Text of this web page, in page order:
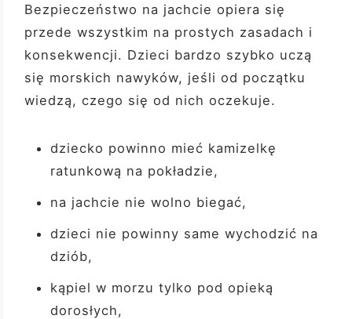
Bezpieczeństwo na jachcie opiera się
przede wszystkim na prostych zasadach i
konsekwencji. Dzieci bardzo szybko uczą
się morskich nawyków, jeśli od początku
wiedzą, czego się od nich oczekuje.
dziecko powinno mieć kamizelkę
ratunkową na pokładzie,
na jachcie nie wolno biegać,
dzieci nie powinny same wychodzić na
dziób,
kąpiel w morzu tylko pod opieką
dorosłych,